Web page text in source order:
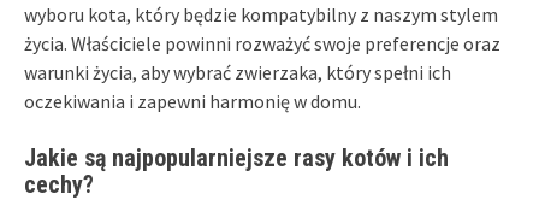
wyboru kota, który będzie kompatybilny z naszym stylem
życia. Właściciele powinni rozważyć swoje preferencje oraz
warunki życia, aby wybrać zwierzaka, który spełni ich
oczekiwania i zapewni harmonię w domu.
Jakie są najpopularniejsze rasy kotów i ich
cechy?